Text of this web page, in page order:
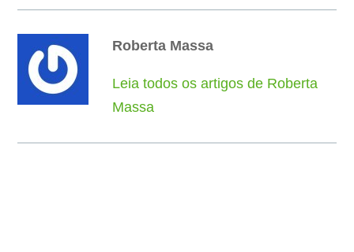
Roberta Massa
Leia todos os artigos de Roberta
Massa